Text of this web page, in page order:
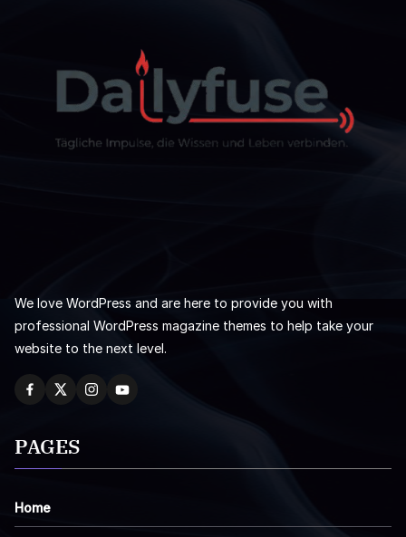
We love WordPress and are here to provide you with
professional WordPress magazine themes to help take your
website to the next level.
PAGES
Home